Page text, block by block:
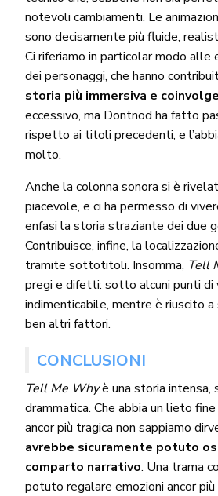
notevoli cambiamenti. Le
sono decisamente più fluide,
Ci riferiamo in particolar modo alle
dei personaggi, che hanno
storia più immersiva e
eccessivo, ma Dontnod ha fatto
rispetto ai titoli precedenti, e
molto.
Anche la colonna sonora si è
piacevole, e ci ha permesso di
enfasi la storia straziante dei due
Contribuisce, infine, la
tramite sottotitoli. Insomma, Tell
pregi e difetti: sotto alcuni punti
indimenticabile, mentre è riuscito
ben altri fattori.
CONCLUSIONI
Tell Me Whyè una storia intensa,
drammatica. Che abbia un lieto
ancor più tragica non sappiamo
avrebbe sicuramente potuto
comparto narrativo. Una trama
potuto regalare emozioni ancor